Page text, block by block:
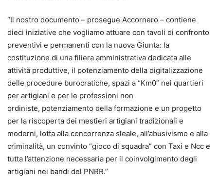
“Il nostro documento – prosegue Accornero – contiene
dieci iniziative che vogliamo attuare con tavoli di confronto
preventivi e permanenti con la nuova Giunta: la
costituzione di una filiera amministrativa dedicata alle
attività produttive, il potenziamento della digitalizzazione
delle procedure burocratiche, spazi a “Km0” nei quartieri
per artigiani e per le professioni non
ordiniste, potenziamento della formazione e un progetto
per la riscoperta dei mestieri artigiani tradizionali e
moderni, lotta alla concorrenza sleale, all’abusivismo e alla
criminalità, un convinto “gioco di squadra” con Taxi e Ncc e
tutta l’attenzione necessaria per il coinvolgimento degli
artigiani nei bandi del PNRR.”